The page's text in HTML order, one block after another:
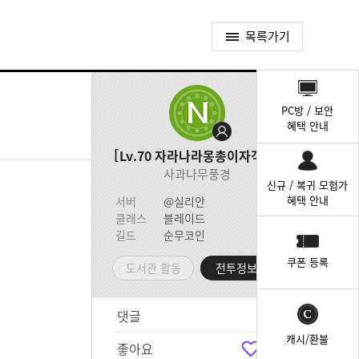
목록가기
Lv.70자라나라몽총이자객님
사과나무풍경
서버
@실리안
클래스
블레이드
길드
순무코인
도서관 활동 전투정보실
댓글
좋아요
PC방 / 보안
혜택 안내
신규 / 복귀 모험가
혜택 안내
쿠폰 등록
캐시/환불